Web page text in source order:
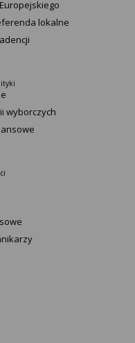
lokalne
wyborczych